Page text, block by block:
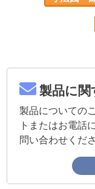
製品に
製品についての
トまたはお電話
問い合わせくださ